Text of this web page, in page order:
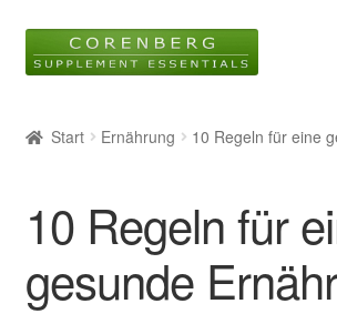
Navigation
Inhalt
Blog
Wissen
Start Ernährung 10 Regeln für eine
10 Regeln für
gesunde